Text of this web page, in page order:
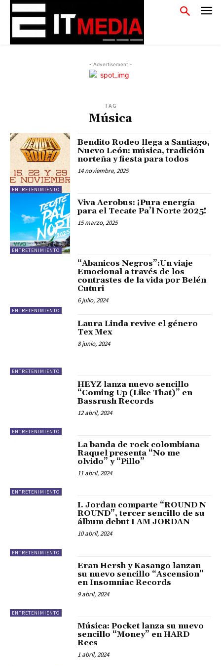
- Advertisement -
TAG
Música
ENTRETENIMIENTO
Bendito Rodeo llega a Santiago,
Nuevo León: música, tradición
norteña y fiesta para todos
14 noviembre, 2025
ENTRETENIMIENTO
Viva Aerobus: ¡Pura energía
para el Tecate Pa’l Norte 2025!
15 marzo, 2025
ENTRETENIMIENTO
“Abanicos Negros”:Un viaje
Emocional a través de los
contrastes de la vida por Belén
Cuturi
6 julio, 2024
ENTRETENIMIENTO
Laura Linda revive el género
Tex Mex
8 junio, 2024
ENTRETENIMIENTO
HEYZ lanza nuevo sencillo
“Coming Up (Like That)” en
Bassrush Records
12 abril, 2024
ENTRETENIMIENTO
La banda de rock colombiana
Raquel presenta “No me
olvido” y “Pillo”
11 abril, 2024
ENTRETENIMIENTO
I. Jordan comparte “ROUND N
ROUND”, tercer sencillo de su
álbum debut I AM JORDAN
10 abril, 2024
ENTRETENIMIENTO
Eran Hersh y Kasango lanzan
su nuevo sencillo “Ascension”
en Insomniac Records
9 abril, 2024
Música: Pocket lanza su nuevo
sencillo “Money” en HARD
Recs
1 abril, 2024